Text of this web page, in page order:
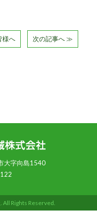
様へ 次の記事へ ≫
大字向島1540
Rights Reserved.